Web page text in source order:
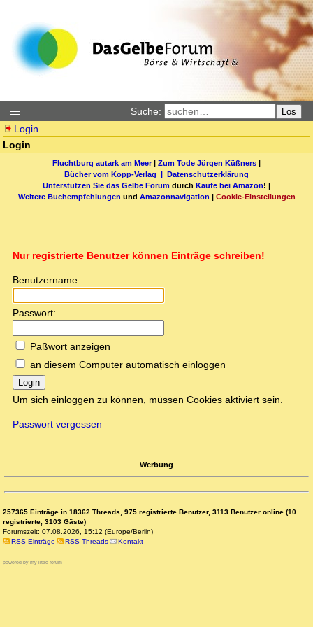
Suche: Los
Login
Login
Fluchtburg autark am Meer| Zum Tode Jürgen Küßners |
Bücher vom Kopp-Verlag | Datenschutzerklärung
Unterstützen Sie das Gelbe Forum durch Käufe bei Amazon! |
Weitere Buchempfehlungen und Amazonnavigation | Cookie-Einstellungen
Nur registrierte Benutzer können Einträge schreiben!
Benutzername:
Passwort:
Paßwort anzeigen
an diesem Computer automatisch einloggen
Login
Um sich einloggen zu können, müssen Cookies aktiviert sein.
Passwort vergessen
Werbung
257365 Einträge in 18362 Threads, 975 registrierte Benutzer, 3113 Benutzer online (10
registrierte, 3103 Gäste)
Forumszeit: 07.08.2026, 15:12 (Europe/Berlin)
RSS Einträge
RSS Threads Kontakt
powered by my little forum